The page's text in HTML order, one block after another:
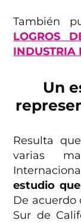
También
LOGROS
INDUSTRIA
Un
Resulta
varias
estudio
De acuerdo
Sur de